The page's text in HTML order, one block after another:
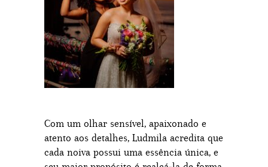
Com um olhar sensível, apaixonado e
atento aos detalhes, Ludmila acredita que
cada noiva possui uma essência única, e